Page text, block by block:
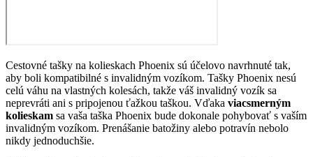
Cestovné tašky na kolieskach Phoenix sú účelovo navrhnuté tak,
aby boli kompatibilné s invalidným vozíkom. Tašky Phoenix nesú
celú váhu na vlastných kolesách, takže váš invalidný vozík sa
neprevráti ani s pripojenou ťažkou taškou. Vďaka viacsmerným
kolieskam sa vaša taška Phoenix bude dokonale pohybovať s vaším
invalidným vozíkom. Prenášanie batožiny alebo potravín nebolo
nikdy jednoduchšie.